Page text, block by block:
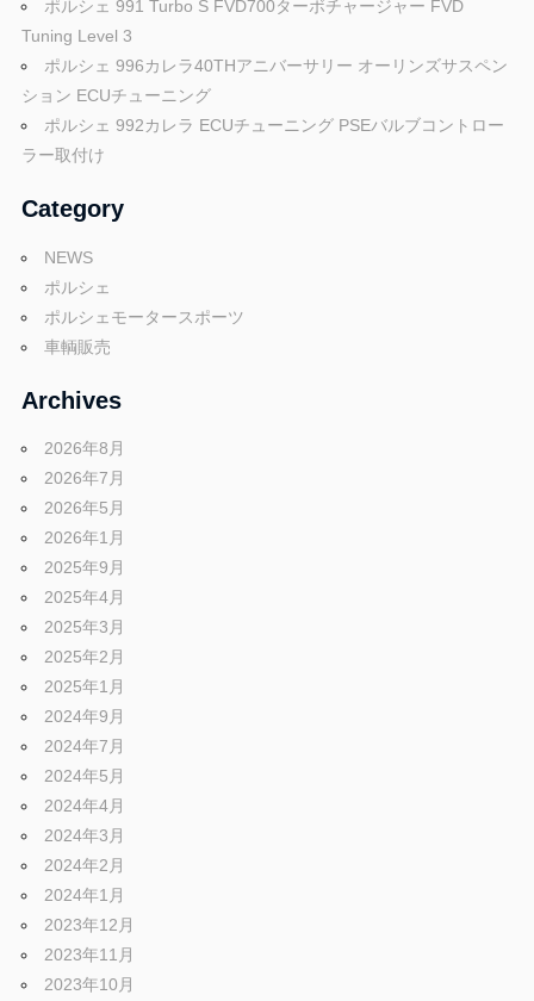
ポルシェ 991 Turbo S FVD700ターボチャージャー FVD
Tuning Level 3
ポルシェ 996カレラ40THアニバーサリー オーリンズサスペン
ション ECUチューニング
ポルシェ 992カレラ ECUチューニング PSEバルブコントロー
ラー取付け
Category
NEWS
ポルシェ
ポルシェモータースポーツ
車輌販売
Archives
2026年8月
2026年7月
2026年5月
2026年1月
2025年9月
2025年4月
2025年3月
2025年2月
2025年1月
2024年9月
2024年7月
2024年5月
2024年4月
2024年3月
2024年2月
2024年1月
2023年12月
2023年11月
2023年10月